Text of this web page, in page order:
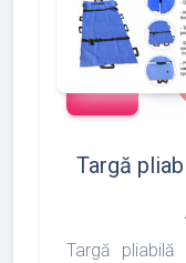
add_shopping_cart
Targă
Targă